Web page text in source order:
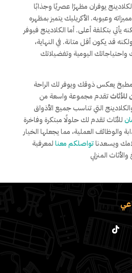
يوفران مظهرًا عصريًا وجذابًا
وعيوبه. الأكريليك يتميز بمظهره
يأتي بتكلفة أعلى. أما الكلادينج فيوفر
قد يكون أقل متانة. في النهاية،
واحتياجاتك اليومية وتفضيلاتك
يعكس ذوقك ويوفر لك الراحة
للأثاثتقدم مجموعة واسعة من
التي تناسب جميع الأذواق
للأثاث تقدم لك حلولًا مبتكرة وفاخرة
والوظائف العملية، مما يجعلها الخيار
ويسعدناتواصلكم معنالمعرفية
المنزلي